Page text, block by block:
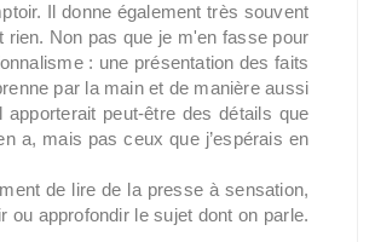
Il donne également très souvent
Non pas que je m'en fasse pour
: une présentation des faits
par la main et de manière aussi
peut-être des détails que
a, mais pas ceux que j’espérais en
de lire de la presse à sensation,
approfondir le sujet dont on parle.